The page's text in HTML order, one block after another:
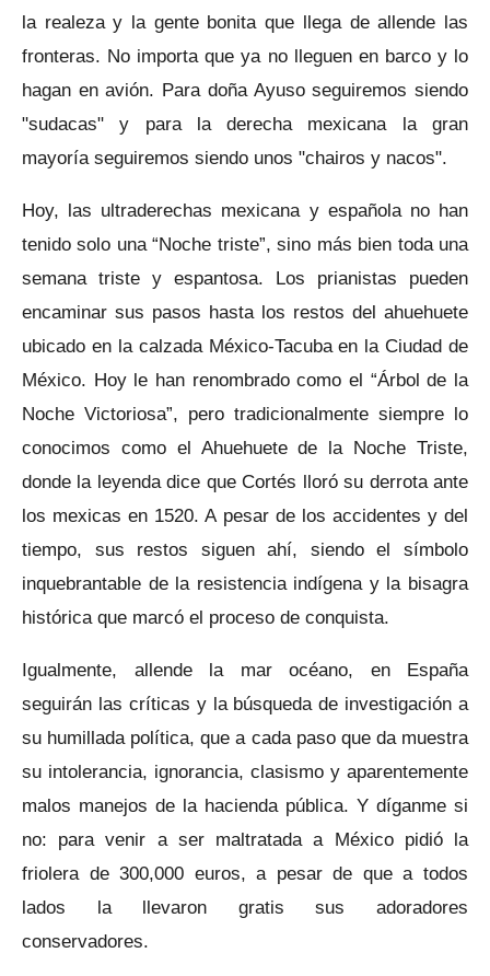
la realeza y la gente bonita que llega de allende las
fronteras. No importa que ya no lleguen en barco y lo
hagan en avión. Para doña Ayuso seguiremos siendo
"sudacas" y para la derecha mexicana la gran
mayoría seguiremos siendo unos "chairos y nacos".
Hoy, las ultraderechas mexicana y española no han
tenido solo una “Noche triste”, sino más bien toda una
semana triste y espantosa. Los prianistas pueden
encaminar sus pasos hasta los restos del ahuehuete
ubicado en la calzada México-Tacuba en la Ciudad de
México. Hoy le han renombrado como el “Árbol de la
Noche Victoriosa”, pero tradicionalmente siempre lo
conocimos como el Ahuehuete de la Noche Triste,
donde la leyenda dice que Cortés lloró su derrota ante
los mexicas en 1520. A pesar de los accidentes y del
tiempo, sus restos siguen ahí, siendo el símbolo
inquebrantable de la resistencia indígena y la bisagra
histórica que marcó el proceso de conquista.
Igualmente, allende la mar océano, en España
seguirán las críticas y la búsqueda de investigación a
su humillada política, que a cada paso que da muestra
su intolerancia, ignorancia, clasismo y aparentemente
malos manejos de la hacienda pública. Y díganme si
no: para venir a ser maltratada a México pidió la
friolera de 300,000 euros, a pesar de que a todos
lados la llevaron gratis sus adoradores
conservadores.